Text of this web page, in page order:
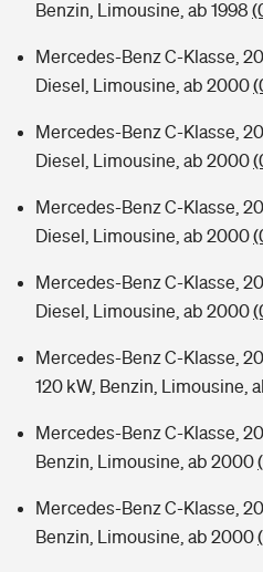
Benzin, Limousine, ab 1998
Mercedes-Benz C-Klasse,
Diesel, Limousine, ab 2000
Mercedes-Benz C-Klasse,
Diesel, Limousine, ab 2000
Mercedes-Benz C-Klasse,
Diesel, Limousine, ab 2000
Mercedes-Benz C-Klasse,
Diesel, Limousine, ab 2000
Mercedes-Benz C-Klasse,
120 kW, Benzin, Limousine,
Mercedes-Benz C-Klasse,
Benzin, Limousine, ab 2000
Mercedes-Benz C-Klasse,
Benzin, Limousine, ab 2000